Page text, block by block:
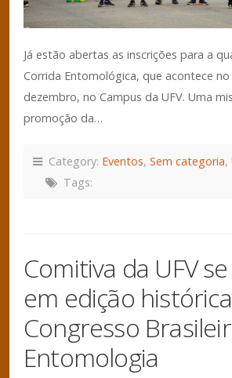
Já estão abertas as inscrições para a
Corrida Entomológica, que acontece
dezembro, no Campus da UFV. Uma
promoção da…
Category: Eventos, Sem categoria,
Tags:
Comitiva da UFV
em edição
Congresso
Entomologia